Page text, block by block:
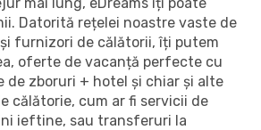
Datorită rețelei noastre vaste de
furnizori de călătorii, îți putem
oferte de vacanță perfecte cu
de zboruri + hotel și chiar și alte
călătorie, cum ar fi servicii de
ieftine, sau transferuri la